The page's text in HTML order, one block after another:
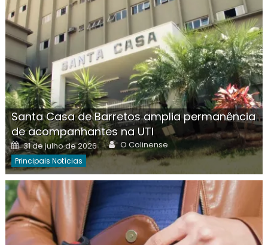
Santa Casa de Barretos amplia permanência
de acompanhantes na UTI
Posted
on
31 de julho de 2026 Author
O Colinense
Principais Notícias